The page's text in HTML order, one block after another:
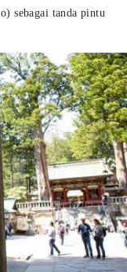
sebagai tanda pintu